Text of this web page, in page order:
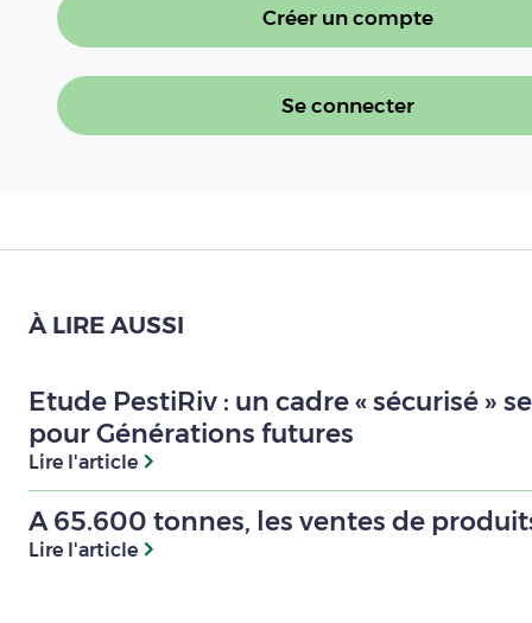
Créer un compte
Se connecter
À LIRE AUSSI
Etude PestiRiv : un cadre « sécurisé »
pour Générations futures
Lire l'article
A 65.600 tonnes, les ventes de
Lire l'article